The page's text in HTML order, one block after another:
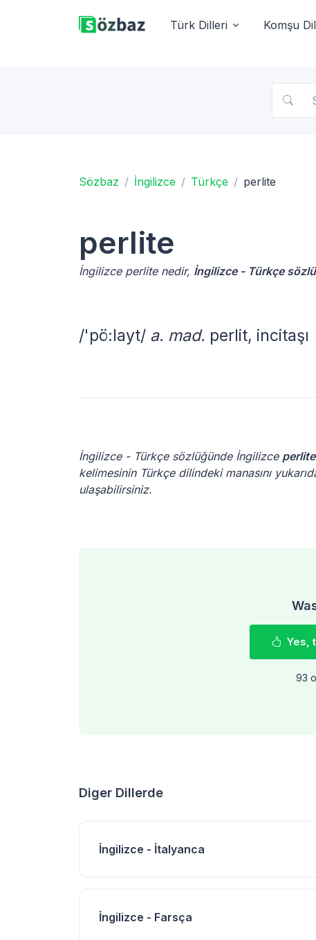
Türk Dilleri Komşu
Sözbaz İngilizce Türkçe perlite
perlite
İngilizce perlite nedir, İngilizce - Türkçe
/'pö:layt/ a. mad. perlit, incitaşı
İngilizce - Türkçe sözlüğünde İngilizce perlite
kelimesinin Türkçe dilindeki manasını
ulaşabilirsiniz.
Yes,
93
Diger Dillerde
İngilizce - İtalyanca
İngilizce - Farsça